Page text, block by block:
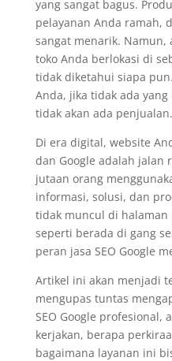
yang sangat bagus.
pelayanan Anda ramah,
sangat menarik. Namun,
toko Anda berlokasi di
tidak diketahui siapa
Anda, jika tidak ada
tidak akan ada penjualan.
Di era digital, website
dan Google adalah jalan
jutaan orang
informasi, solusi, dan
tidak muncul di halaman
seperti berada di gang
peran jasa SEO Google
Artikel ini akan menjadi
mengupas tuntas
SEO Google profesional,
kerjakan, berapa
bagaimana layanan ini